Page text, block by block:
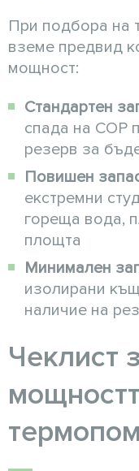
При подбора на
вземе предвид
мощност:
Стандартен
спадa на COP
резерв за
Повишен
екстремни
гореща вода,
площта
Минимален
изолирани
наличие на
Чеклист